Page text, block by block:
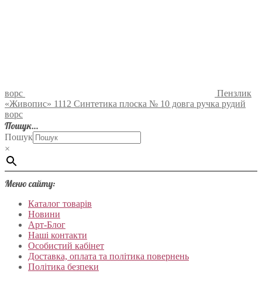
ворс
Пензлик
«Живопис» 1112 Синтетика плоска № 10 довга ручка рудий
ворс
Пошук…
Пошук
×
Меню сайту:
Каталог товарів
Новини
Арт-Блог
Наші контакти
Особистий кабінет
Доставка, оплата та політика повернень
Політика безпеки